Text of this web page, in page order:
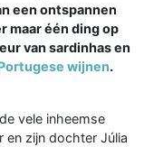
een ontspannen
maar één ding op
van sardinhas en
wijnen.
vele inheemse
en zijn dochter Júlia